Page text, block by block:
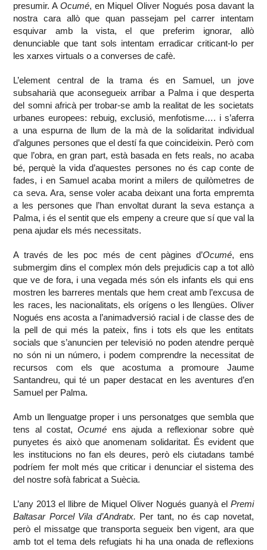
presumir. AOcumé, en Miquel Oliver Nogués posa davant la
nostra cara allò que quan passejam pel carrer intentam
esquivar amb la vista, el que preferim ignorar, allò
denunciable que tant sols intentam erradicar criticant-lo per
les xarxes virtuals o a converses de cafè.
L’element central de la trama és en Samuel, un jove
subsaharià que aconsegueix arribar a Palma i que desperta
del somni africà per trobar-se amb la realitat de les societats
urbanes europees: rebuig, exclusió, menfotisme…. i s’aferra
a una espurna de llum de la mà de la solidaritat individual
d’algunes persones que el destí fa que coincideixin. Però com
que l’obra, en gran part, està basada en fets reals, no acaba
bé, perquè la vida d’aquestes persones no és cap conte de
fades, i en Samuel acaba morint a milers de quilòmetres de
ca seva. Ara, sense voler acaba deixant una forta empremta
a les persones que l’han envoltat durant la seva estança a
Palma, i és el sentit que els empeny a creure que sí que val la
pena ajudar els més necessitats.
A través de les poc més de cent pàgines d’Ocumé, ens
submergim dins el complex món dels prejudicis cap a tot allò
que ve de fora, i una vegada més són els infants els qui ens
mostren les barreres mentals que hem creat amb l’excusa de
les races, les nacionalitats, els orígens o les llengües. Oliver
Nogués ens acosta a l’animadversió racial i de classe des de
la pell de qui més la pateix, fins i tots els que les entitats
socials que s’anuncien per televisió no poden atendre perquè
no són ni un número, i podem comprendre la necessitat de
recursos com els que acostuma a promoure Jaume
Santandreu, qui té un paper destacat en les aventures d’en
Samuel per Palma.
Amb un llenguatge proper i uns personatges que sembla que
tens al costat,Ocumé ens ajuda a reflexionar sobre què
punyetes és això que anomenam solidaritat. És evident que
les institucions no fan els deures, però els ciutadans també
podríem fer molt més que criticar i denunciar el sistema des
del nostre sofà fabricat a Suècia.
L’any 2013 el llibre de Miquel Oliver Nogués guanyà el Premi
Baltasar Porcel Vila d’Andratx. Per tant, no és cap novetat,
però el missatge que transporta segueix ben vigent, ara que
amb tot el tema dels refugiats hi ha una onada de reflexions